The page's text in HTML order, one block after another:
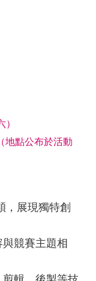
地點公布於活動
，展現獨特創
競賽主題相